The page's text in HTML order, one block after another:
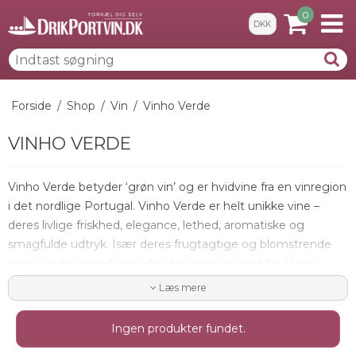
DKK
0
Forside / Shop / Vin / Vinho Verde
VINHO VERDE
Vinho Verde betyder ‘grøn vin’ og er hvidvine fra en vinregion
i det nordlige Portugal. Vinho Verde er helt unikke vine –
deres livlige friskhed, elegance, lethed, aromatiske og
smagfulde udtryk. Især deres frugtagtige og blomstrende
Verde fra andre hvidvine.
Læs mere
Ingen produkter fundet.